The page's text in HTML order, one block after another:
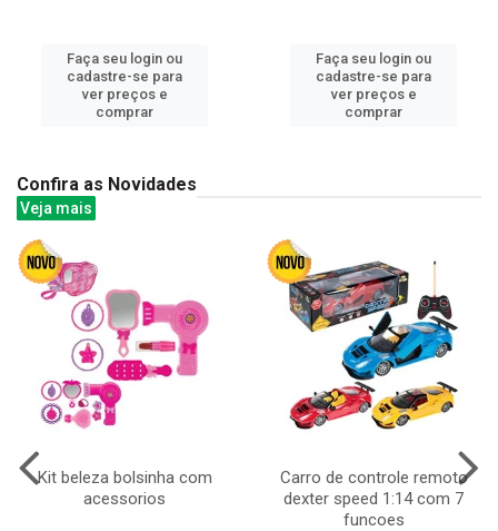
Faça seu login ou
cadastre-se para
ver preços e
comprar
Faça seu login ou
cadastre-se para
ver preços e
comprar
Confira as Novidades
Veja mais
Kit beleza bolsinha com
acessorios
Carro de controle remoto
dexter speed 1:14 com 7
funcoes